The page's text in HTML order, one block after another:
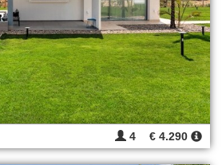
4 € 4.290